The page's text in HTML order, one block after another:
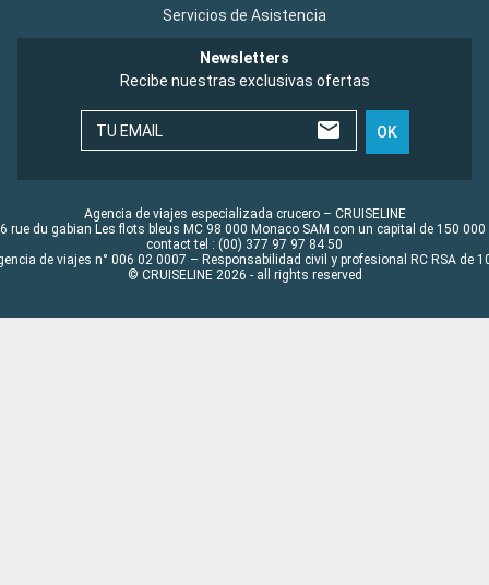
Servicios de Asistencia
Newsletters
Recibe nuestras exclusivas ofertas
TU EMAIL OK
Agencia de viajes especializada crucero – CRUISELINE
rue du gabian Les flots bleus MC 98 000 Monaco SAM con un capital de 150 000
contact tel : (00) 377 97 97 84 50
de viajes n° 006 02 0007 – Responsabilidad civil y profesional RC RSA de
© CRUISELINE 2026 - all rights reserved